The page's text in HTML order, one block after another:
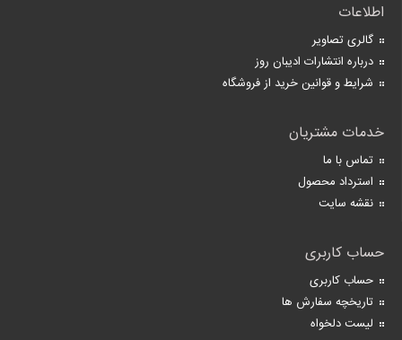
اطلاعات
گالری تصاویر
درباره انتشارات ادیبان روز
شرایط و قوانین خرید از فروشگاه
خدمات مشتریان
تماس با ما
استرداد محصول
نقشه سایت
حساب کاربری
حساب کاربری
تاریخچه سفارش ها
لیست دلخواه